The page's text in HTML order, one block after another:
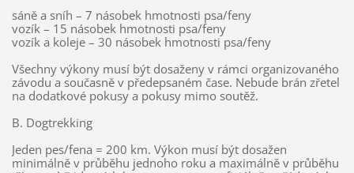
sáně a sníh – 7 násobek hmotnosti psa/feny
vozík – 15 násobek hmotnosti psa/feny
vozík a koleje – 30 násobek hmotnosti psa/feny
Všechny výkony musí být dosaženy v rámci organizovaného
závodu a současně v předepsaném čase. Nebude brán zřetel
na dodatkové pokusy a pokusy mimo soutěž.
B. Dogtrekking
Jeden pes/fena = 200 km. Výkon musí být dosažen
minimálně v průběhu jednoho roku a maximálně v průběhu